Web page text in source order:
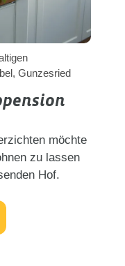
Gunzesried
möchte
zu lassen
Hof.